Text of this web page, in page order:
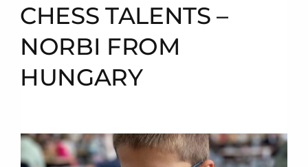
CHESS TALENTS –
NORBI FROM
HUNGARY